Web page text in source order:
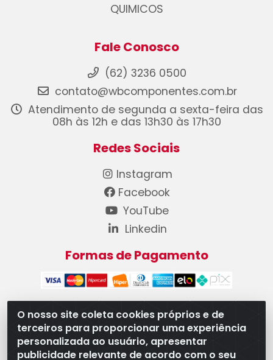
O nosso site coleta cookies próprios e de
terceiros para proporcionar uma experiência
personalizada ao usuário, apresentar
publicidade relevante de acordo com o seu
QUIMICOS
Fale Conosco
(62) 3236 0500
contato@wbcomponentes.com.br
Atendimento de segunda a sexta-feira das
08h às 12h e das 13h30 às 17h30
Redes Sociais
Instagram
Facebook
YouTube
Linkedin
Formas de Pagamento
WB Componentes Automotivos LTDA - CNPJ
08.528.393/0001-12 - Rua do Níquel, 667 - Parque
Oeste Industrial, Goiânia/GO - CEP 74375-660